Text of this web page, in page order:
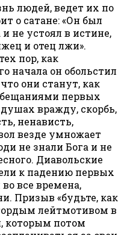
людей, ведет их по
о сатане: «Он был
не устоял в истине,
и отец лжи».
пор, как
начала он обольстил
они станут, как
первых
вражду, скорбь,
ненависть,
везде умножает
не знали Бога и не
Диавольские
к падению первых
все времена,
Призыв «будьте, как
лейтмотивом в
которым потом